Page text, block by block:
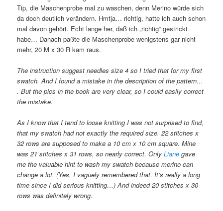
Tip, die Maschenprobe mal zu waschen, denn Merino würde sich
da doch deutlich verändern. Hmtja… richtig, hatte ich auch schon
mal davon gehört. Echt lange her, daß ich „richtig“ gestrickt
habe… Danach paßte die Maschenprobe wenigstens gar nicht
mehr, 20 M x 30 R kam raus.
The instruction suggest needles size 4 so I tried that for my first
swatch. And I found a mistake in the description of the pattern…
. But the pics in the book are very clear, so I could easily correct
the mistake.
As I know that I tend to loose knitting I was not surprised to find,
that my swatch had not exactly the required size. 22 stitches x
32 rows are supposed to make a 10 cm x 10 cm square. Mine
was 21 stitches x 31 rows, so nearly correct. OnlyLiane gave
me the valuable hint to wash my swatch because merino can
change a lot. (Yes, I vaguely remembered that. It’s really a long
time since I did serious knitting…) And indeed 20 stitches x 30
rows was definitely wrong.